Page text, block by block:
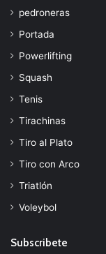
pedroneras
Portada
Powerlifting
Squash
Tenis
Tirachinas
Tiro al Plato
Tiro con Arco
Triatlón
Voleybol
Subscribete